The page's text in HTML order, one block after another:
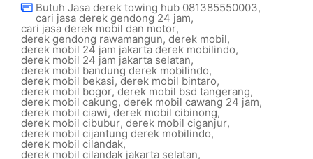
Butuh Jasa derek towing hub 081385550003,
cari jasa derek gendong 24 jam,
cari jasa derek mobil dan motor,
derek gendong rawamangun, derek mobil,
derek mobil 24 jam jakarta derek mobilindo,
derek mobil 24 jam jakarta selatan,
derek mobil bandung derek mobilindo,
derek mobil bekasi, derek mobil bintaro,
derek mobil bogor,derek mobil bsd tangerang,
derek mobil cakung, derek mobil cawang 24 jam,
derek mobil ciawi, derek mobil cibinong,
derek mobil cibubur, derek mobil ciganjur,
derek mobil cijantung derek mobilindo,
derek mobil cilandak,
derek mobil cilandak jakarta selatan,